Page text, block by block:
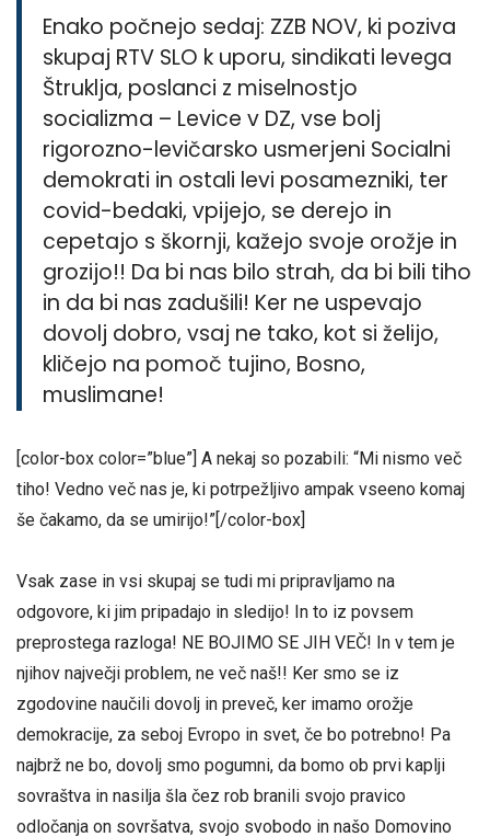
Enako počnejo sedaj: ZZB NOV, ki poziva
skupaj RTV SLO k uporu, sindikati levega
Štruklja, poslanci z miselnostjo
socializma – Levice v DZ, vse bolj
rigorozno-levičarsko usmerjeni Socialni
demokrati in ostali levi posamezniki, ter
covid-bedaki, vpijejo, se derejo in
cepetajo s škornji, kažejo svoje orožje in
grozijo!! Da bi nas bilo strah, da bi bili tiho
in da bi nas zadušili! Ker ne uspevajo
dovolj dobro, vsaj ne tako, kot si želijo,
kličejo na pomoč tujino, Bosno,
muslimane!
[color-box color=”blue”] A nekaj so pozabili: “Mi nismo več
tiho! Vedno več nas je, ki potrpežljivo ampak vseeno komaj
še čakamo, da se umirijo!”[/color-box]
Vsak zase in vsi skupaj se tudi mi pripravljamo na
odgovore, ki jim pripadajo in sledijo! In to iz povsem
preprostega razloga! NE BOJIMO SE JIH VEČ! In v tem je
njihov največji problem, ne več naš!! Ker smo se iz
zgodovine naučili dovolj in preveč, ker imamo orožje
demokracije, za seboj Evropo in svet, če bo potrebno! Pa
najbrž ne bo, dovolj smo pogumni, da bomo ob prvi kaplji
sovraštva in nasilja šla čez rob branili svojo pravico
odločanja on sovršatva, svojo svobodo in našo Domovino